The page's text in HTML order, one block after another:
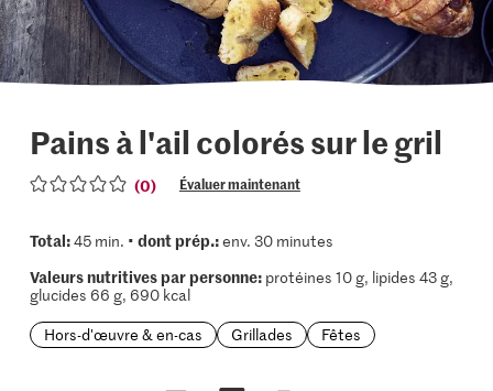
Pains à l'ail colorés sur le gril
(0) Évaluer maintenant
Total:45 min. • dont prép.:env. 30 minutes
Valeurs nutritives par personne:protéines 10 g, lipides 43 g,
glucides 66 g, 690 kcal
Hors-d'œuvre & en-cas
Grillades Fêtes